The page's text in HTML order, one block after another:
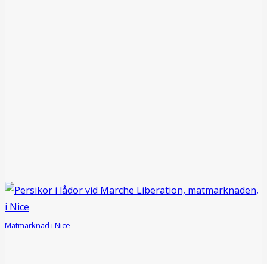
Matmarknad i Nice